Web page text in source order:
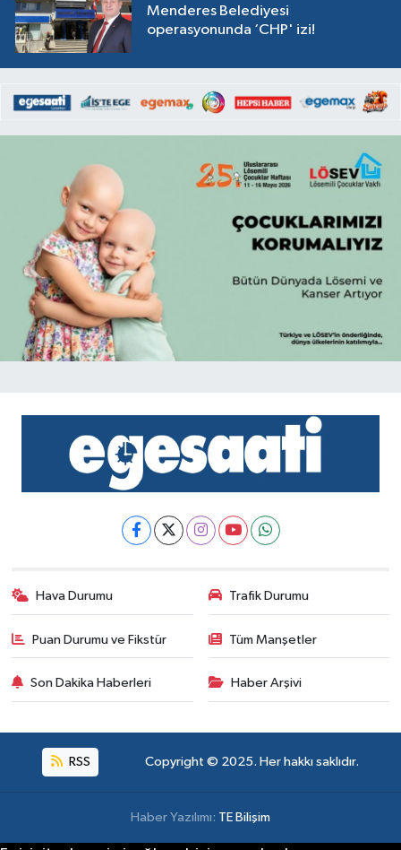
Menderes Belediyesi
operasyonunda ‘CHP' izi!
Hava Durumu Trafik Durumu
Puan Durumu ve Fikstür Tüm Manşetler
Son Dakika Haberleri Haber Arşivi
RSS Copyright © 2025. Her hakkı saklıdır.
Haber Yazılımı: TE Bilişim